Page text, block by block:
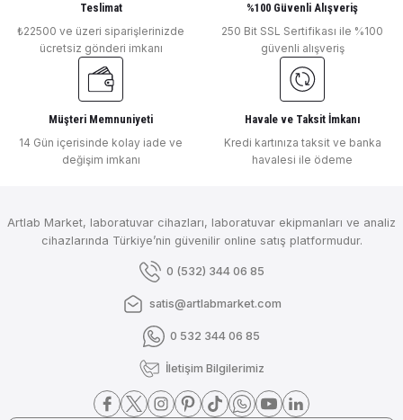
Teslimat
₺22500 ve üzeri siparişlerinizde
ücretsiz gönderi imkanı
%100 Güvenli Alışveriş
250 Bit SSL Sertifikası ile %100
güvenli alışveriş
Müşteri Memnuniyeti
14 Gün içerisinde kolay iade ve
değişim imkanı
Havale ve Taksit İmkanı
Kredi kartınıza taksit ve banka
havalesi ile ödeme
Artlab Market, laboratuvar cihazları, laboratuvar ekipmanları ve analiz
cihazlarında Türkiye’nin güvenilir online satış platformudur.
0 (532) 344 06 85
satis@artlabmarket.com
0 532 344 06 85
İletişim Bilgilerimiz